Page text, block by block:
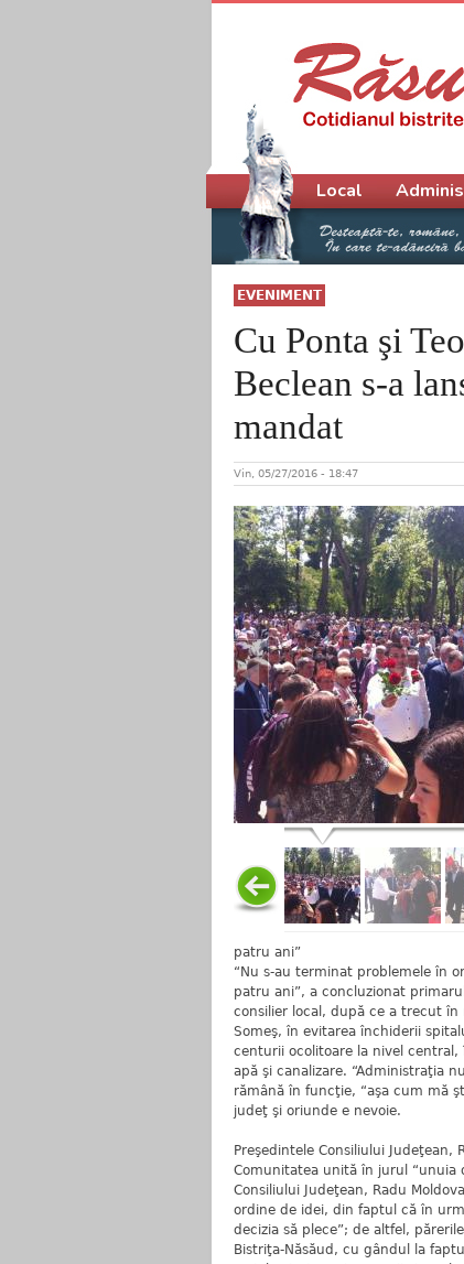
EVENIMENT
Cu Ponta şi
Beclean s-a
mandat
Vin, 05/27/2016 - 18:47
patru ani”
“Nu s-au terminat problemele în
patru ani”, a concluzionat
consilier local, după ce a trecut în
Someş, în evitarea închiderii
centurii ocolitoare la nivel
apă şi canalizare. “Administraţia
rămână în funcţie, “aşa cum mă
judeţ şi oriunde e nevoie.
Preşedintele Consiliului Judeţean,
Comunitatea unită în jurul
Consiliului Judeţean, Radu
ordine de idei, din faptul că în
decizia să plece”; de altfel,
Bistriţa-Năsăud, cu gândul la
Meniu principal
Local